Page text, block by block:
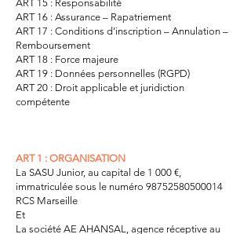
ART 15 : Responsabilité
ART 16 : Assurance – Rapatriement
ART 17 : Conditions d’inscription – Annulation –
Remboursement
ART 18 : Force majeure
ART 19 : Données personnelles (RGPD)
ART 20 : Droit applicable et juridiction
compétente
ART 1 : ORGANISATION
La SASU Junior, au capital de 1 000 €,
immatriculée sous le numéro 98752580500014
RCS Marseille
Et
La société AE AHANSAL, agence réceptive au